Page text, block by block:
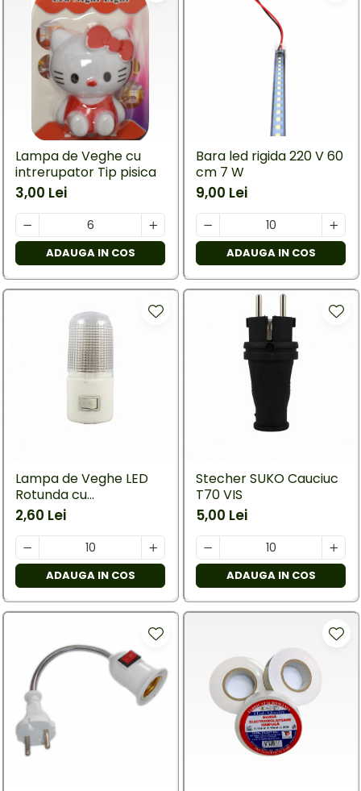
Lampa de Veghe cu
intrerupator Tip pisica
3,00 Lei
ADAUGA IN COS
Bara led rigida 220 V 60
cm 7 W
9,00 Lei
ADAUGA IN COS
Lampa de Veghe LED
Rotunda cu
Intrerupator
2,60 Lei
ADAUGA IN COS
Stecher SUKO Cauciuc
T70 VIS
5,00 Lei
ADAUGA IN COS